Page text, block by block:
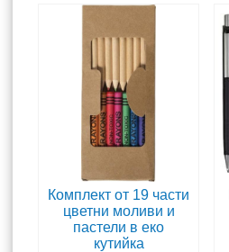
Комплект от 19 части
цветни моливи и
пастели в еко
кутийка